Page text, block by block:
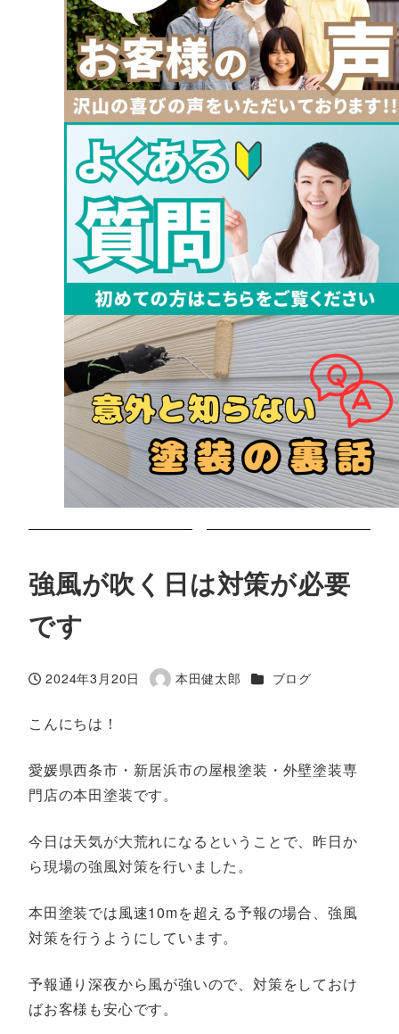
強風が吹く日は対策が必要
です
投稿日
2024年3月20日
著
本田健太郎 カテゴリー
ブログ
こんにちは！
愛媛県西条市・新居浜市の屋根塗装・外壁塗装専
門店の本田塗装です。
今日は天気が大荒れになるということで、昨日か
ら現場の強風対策を行いました。
本田塗装では風速10mを超える予報の場合、強風
対策を行うようにしています。
予報通り深夜から風が強いので、対策をしておけ
ばお客様も安心です。